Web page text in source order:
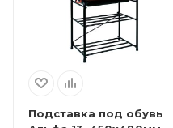
Подставка под обувь